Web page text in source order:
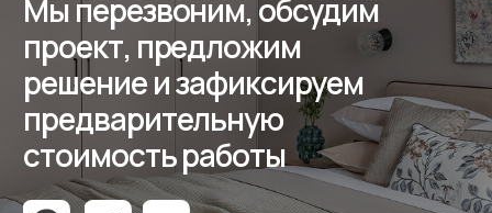
О компании
Дизайнерам
Отзывы
Контакты
ООО «Мебель-Королей»
ИНН 7707779585
КПП 770701001
ОГРН 1127746504654
Реквизиты
Мессенджеры